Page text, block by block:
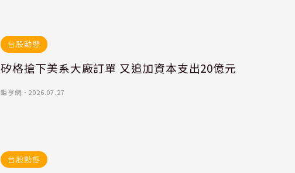
台股動態
矽格搶下美系大廠訂單 又追加資本支出20億元
鉅亨網 ． 2026.07.27
台股動態